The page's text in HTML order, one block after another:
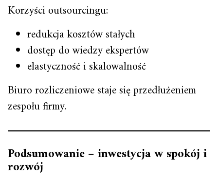
Korzyści outsourcingu:
redukcja kosztów stałych
dostęp do wiedzy ekspertów
elastyczność i skalowalność
Biuro rozliczeniowe staje się przedłużeniem
zespołu firmy.
Podsumowanie – inwestycja w spokój i
rozwój